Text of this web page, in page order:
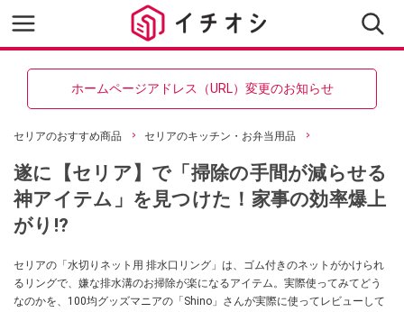
ホームページアドレス（URL）変更のお知らせ
セリアのおすすめ商品 セリアのキッチン・お弁当用品
遂に【セリア】で「掃除の手間が減らせる
神アイテム」を見つけた！家事の効率爆上
がり!?
セリアの「水切りネット用 排水口リング」は、ゴム付きのネットがかけられ
るリングで、嫌な排水溝のお掃除が楽になるアイテム。実際使ってみてどう
なのかを、100均グッズマニアの「Shino」さんが実際に使ってレビューして